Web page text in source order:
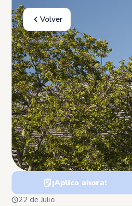
Volver
¡Aplica ahora!
22 de Julio